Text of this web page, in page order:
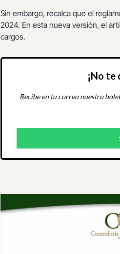
Sin embargo, recalca que el
2024. En esta nueva versión, el
cargos.
¡No te
Recibe en tu correo nuestro